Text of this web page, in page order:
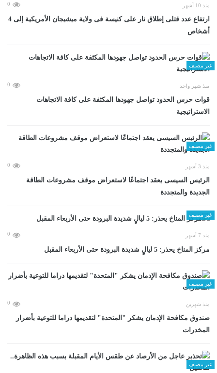
منذ 10 أشهر 0
ارتفاع عدد قتلى إطلاق نار على كنيسة فى ولاية ميشيجان الأمريكية إلى 4
أشخاص
غير مصنف
منذ شهر واحد 0
قوات حرس الحدود تواصل جهودها المكثفة على كافة الاتجاهات
الاستراتيجية
غير مصنف
منذ 3 أشهر 0
الرئيس السيسى يعقد اجتماعًا لاستعراض موقف مشروعات الطاقة
الجديدة والمتجددة
غير مصنف
منذ 7 أشهر 0
مركز المناخ يحذر: 5 ليالٍ شديدة البرودة حتى الأربعاء المقبل
غير مصنف
منذ شهرين 0
صندوق مكافحة الإدمان يشكر "المتحدة" لتقديمها دراما للتوعية بأضرار
المخدرات
غير مصنف